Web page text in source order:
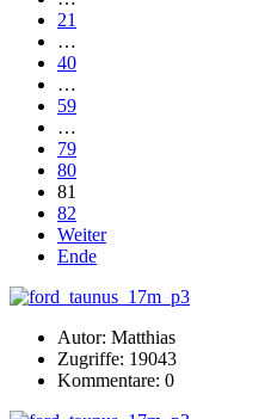
21
…
40
…
59
…
79
80
81
82
Weiter
Ende
Autor: Matthias
Zugriffe: 19043
Kommentare: 0